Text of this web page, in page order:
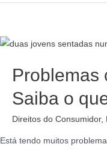
Problemas
Saiba o
Direitos do Consumidor,
Está tendo muitos